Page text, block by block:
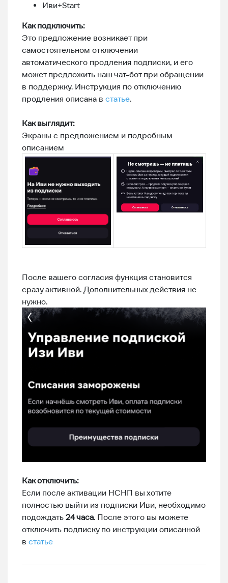
Иви+Start
Как подключить:
Это предложение возникает при
самостоятельном отключении
автоматического продления подписки, и его
может предложить наш чат-бот при обращении
в поддержку. Инструкция по отключению
продления описана в статье.
Как выглядит:
Экраны с предложением и подробным
описанием
После вашего согласия функция становится
сразу активной. Дополнительных действия не
нужно.
Как отключить:
Если после активации НСНП вы хотите
полностью выйти из подписки Иви, необходимо
подождать 24 часа. После этого вы можете
отключить подписку по инструкции описанной
в статье